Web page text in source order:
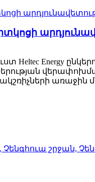
Heltec Energy
առաջին
շրջան,